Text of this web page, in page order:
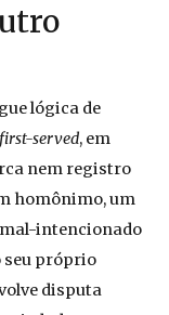
lógica de
served, em
nem registro
homônimo, um
intencionado
seu próprio
disputa